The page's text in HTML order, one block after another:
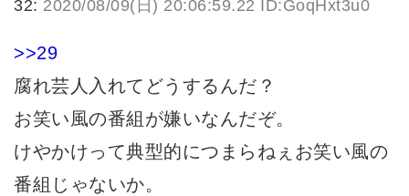
32: 2020/08/09(日) 20:06:59.22 ID:GoqHxt3u0
>>29
腐れ芸人入れてどうするんだ？
お笑い風の番組が嫌いなんだぞ。
けやかけって典型的につまらねぇお笑い風の
番組じゃないか。